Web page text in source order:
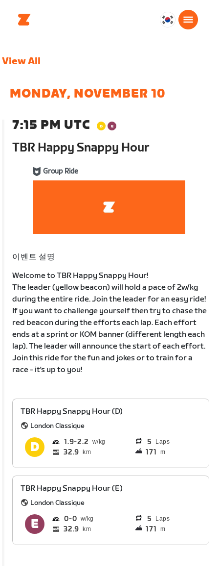
대
어
View All
MONDAY, NOVEMBER 10
7:15 PM UTC
TBR Happy Snappy Hour
Group Ride
이벤트 설명
Welcome to TBR Happy Snappy Hour!
The leader (yellow beacon) will hold a pace of 2w/kg
during the entire ride. Join the leader for an easy ride!
If you want to challenge yourself then try to chase the
red beacon during the efforts each lap. Each effort
ends at a sprint or KOM banner (different length each
lap). The leader will announce the start of each effort.
Join this ride for the fun and jokes or to train for a
race - it's up to you!
TBR Happy Snappy Hour (D)
London Classique
1.9 2.2 5 Laps
32.9 km 171 m
TBR Happy Snappy Hour (E)
London Classique
0 0 5 Laps
32.9 km 171 m